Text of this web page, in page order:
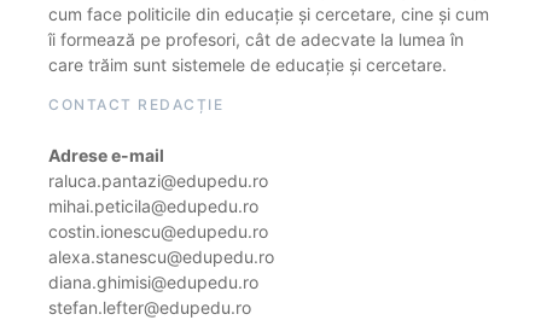
cum face politicile din educație și cercetare, cine și cum
îi formează pe profesori, cât de adecvate la lumea în
care trăim sunt sistemele de educație și cercetare.
CONTACT REDACȚIE
Adrese e-mail
raluca.pantazi@edupedu.ro
mihai.peticila@edupedu.ro
costin.ionescu@edupedu.ro
alexa.stanescu@edupedu.ro
diana.ghimisi@edupedu.ro
stefan.lefter@edupedu.ro